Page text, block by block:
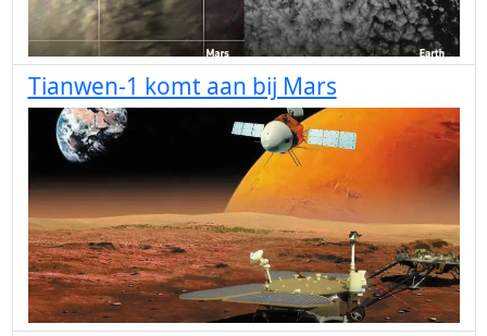
Tianwen-1 komt aan bij Mars